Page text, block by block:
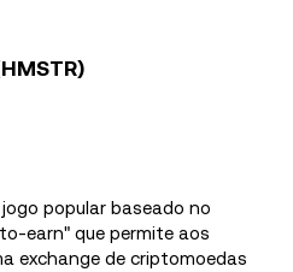
jogo popular baseado no
earn" que permite aos
exchange de criptomoedas